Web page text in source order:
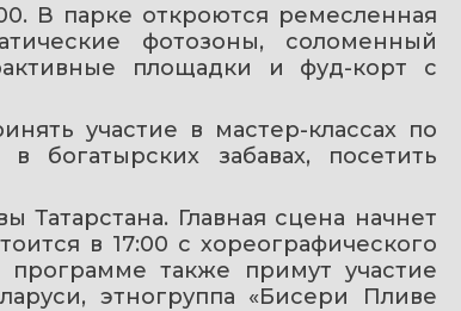
В парке откроются ремесленная
фотозоны, соломенный
площадки и фуд-корт с
участие в мастер-классах по
богатырских забавах, посетить
Татарстана. Главная сцена начнет
в 17:00 с хореографического
также примут участие
этногруппа «Бисери Пливе